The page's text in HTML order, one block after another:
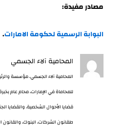
مصادر مفيدة:
البوابة الرسمية لحكومة الامارات.
المحامية آلاء الجسمي
المحامية آلاء الجسمي، مؤسسة
قضايا الأحوال الشخصية، والقضايا
طقانون الشركات، البنوك، والقانون